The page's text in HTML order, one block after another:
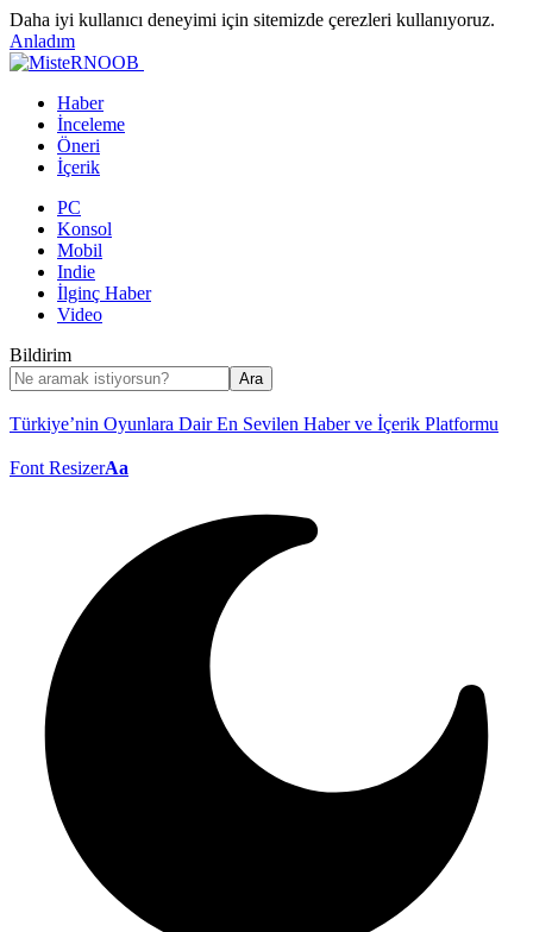
Daha iyi kullanıcı deneyimi için sitemizde çerezleri kullanıyoruz.
Anladım
Haber
İnceleme
Öneri
İçerik
PC
Konsol
Mobil
Indie
İlginç Haber
Video
Bildirim
Türkiye’nin Oyunlara Dair En Sevilen Haber ve İçerik Platformu
Font ResizerAa